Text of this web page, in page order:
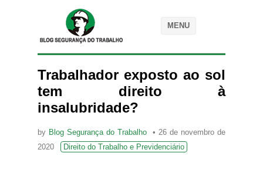
MENU
Trabalhador exposto ao sol
tem direito à
insalubridade?
by Blog Segurança do Trabalho
26 de novembro de
2020
Direito do Trabalho e Previdenciário